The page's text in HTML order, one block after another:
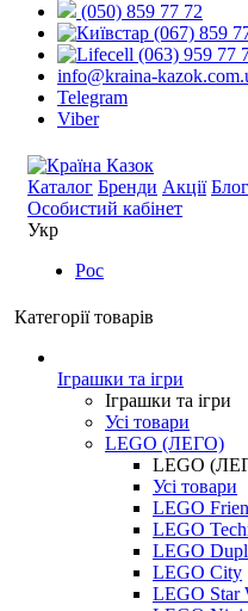
(050) 859 77 72
(067) 859
(063) 959 77
info@kraina-
Telegram
Viber
Каталог Бренди Акції Блог
Особистий кабінет
Укр
Рос
Категорії товарів
Іграшки та ігри
Іграшки та ігри
Усі товари
LEGO (ЛЕГО)
LEGO
Усі товари
LEGO
LEGO
LEGO
LEGO City
LEGO Star